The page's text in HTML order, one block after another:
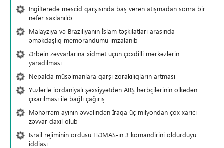
İngiltərədə məscid qarşısında baş verən atışmadan sonra bir
nəfər saxlanılıb
Malayziya və Braziliyanın İslam təşkilatları arasında
əməkdaşlıq memorandumu imzalanıb
Ərbəin zəvvarlarına xidmət üçün çoxdilli mərkəzlərin
yaradılması
Nepalda müsəlmanlara qarşı zorakılıqların artması
Yüzlərlə iordaniyalı şəxsiyyətdən ABŞ hərbçilərinin ölkədən
çıxarılması ilə bağlı çağırış
Məhərrəm ayının əvvəlindən İraqa üç milyondan çox xarici
zəvvar daxil olub
İsrail rejiminin ordusu HƏMAS-ın 3 komandirini öldürdüyü
iddiası